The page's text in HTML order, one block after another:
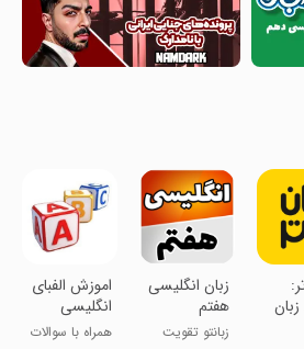
‏زبان انگلیسی
هفتم
زبانتو تقویت
اموزش الفبای
انگلیسی
همراه با سوالات